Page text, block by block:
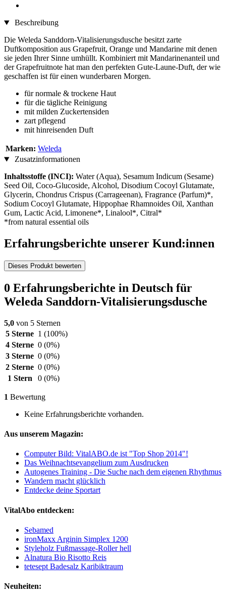
Beschreibung
Die Weleda Sanddorn-Vitalisierungsdusche besitzt zarte
Duftkomposition aus Grapefruit, Orange und Mandarine mit denen
sie jeden Ihrer Sinne umhüllt. Kombiniert mit Mandarinenanteil und
der Grapefruitnote hat man den perfekten Gute-Laune-Duft, der wie
geschaffen ist für einen wunderbaren Morgen.
für normale & trockene Haut
für die tägliche Reinigung
mit milden Zuckertensiden
zart pflegend
mit hinreisenden Duft
Marken: Weleda
Zusatzinformationen
Inhaltsstoffe (INCI): Water (Aqua), Sesamum Indicum (Sesame)
Seed Oil, Coco-Glucoside, Alcohol, Disodium Cocoyl Glutamate,
Glycerin, Chondrus Crispus (Carrageenan), Fragrance (Parfum)*,
Sodium Cocoyl Glutamate, Hippophae Rhamnoides Oil, Xanthan
Gum, Lactic Acid, Limonene*, Linalool*, Citral*
*from natural essential oils
Erfahrungsberichte unserer Kund:innen
Dieses Produkt bewerten
0 Erfahrungsberichte in Deutsch für
Weleda Sanddorn-Vitalisierungsdusche
5,0 von 5 Sternen
5 Sterne 1 (100%)
4 Sterne 0 (0%)
3 Sterne 0 (0%)
2 Sterne 0 (0%)
1 Stern
0 (0%)
1 Bewertung
Keine Erfahrungsberichte vorhanden.
Aus unserem Magazin:
Computer Bild: VitalABO.de ist "Top Shop 2014"!
Das Weihnachtsevangelium zum Ausdrucken
Autogenes Training - Die Suche nach dem eigenen Rhythmus
Wandern macht glücklich
Entdecke deine Sportart
VitalAbo entdecken:
Sebamed
ironMaxx Arginin Simplex 1200
Styleholz Fußmassage-Roller hell
Alnatura Bio Risotto Reis
tetesept Badesalz Karibiktraum
Neuheiten: